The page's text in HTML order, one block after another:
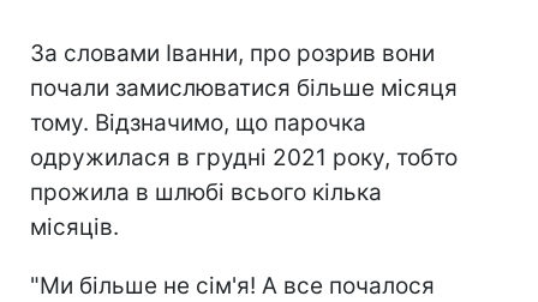
За словами Іванни, про розрив вони
почали замислюватися більше місяця
тому. Відзначимо, що парочка
одружилася в грудні 2021 року, тобто
прожила в шлюбі всього кілька
місяців.
"Ми більше не сім'я! А все почалося